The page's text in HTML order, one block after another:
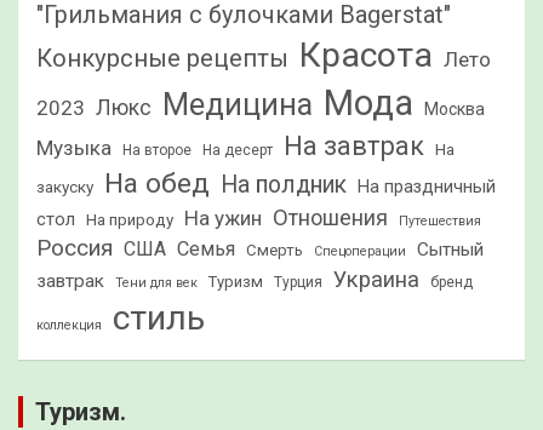
"Грильмания с булочками Bagerstat"
Конкурсные рецепты Красота Лето
2023 Люкс Медицина Мода Москва
Музыка На второе На десерт На завтрак На
закуску На обед На полдник
На праздничный
стол
На природу На ужин Отношения Путешествия
Россия США Семья Смерть Спецоперации
Сытный
завтрак
Тени для век Туризм Турция Украина бренд
коллекция стиль
Туризм.